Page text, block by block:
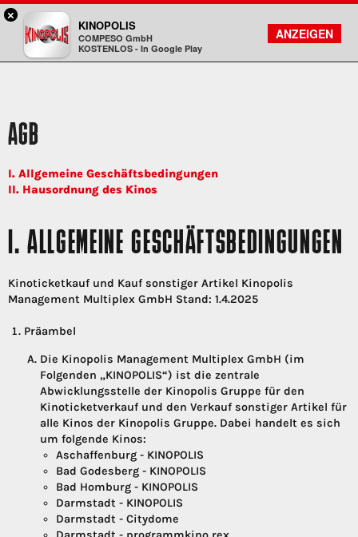
Kinopolis
FILMSUCHE
KONTO
AGB
I. Allgemeine Geschäftsbedingungen
II. Hausordnung des Kinos
I. ALLGEMEINE GESCHÄFTSBEDINGUNGEN
Kinoticketkauf und Kauf sonstiger Artikel Kinopolis
Management Multiplex GmbH Stand: 1.4.2025
Präambel
Die Kinopolis Management Multiplex GmbH (im
Folgenden „KINOPOLIS“) ist die zentrale
Abwicklungsstelle der Kinopolis Gruppe für den
Kinoticketverkauf und den Verkauf sonstiger Artikel für
alle Kinos der Kinopolis Gruppe. Dabei handelt es sich
um folgende Kinos:
Aschaffenburg - KINOPOLIS
Bad Godesberg - KINOPOLIS
Bad Homburg - KINOPOLIS
Darmstadt - KINOPOLIS
Darmstadt - Citydome
×
KINOPOLIS
COMPESO GmbH
KOSTENLOS - In Google Play
ANZEIGEN